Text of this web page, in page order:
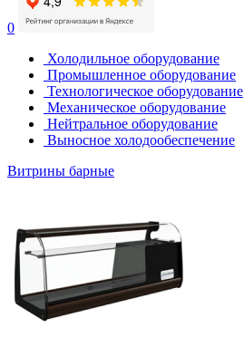
0
Холодильное оборудование
Промышленное оборудование
Технологическое оборудование
Механическое оборудование
Нейтральное оборудование
Выносное холодообеспечение
Витрины барные